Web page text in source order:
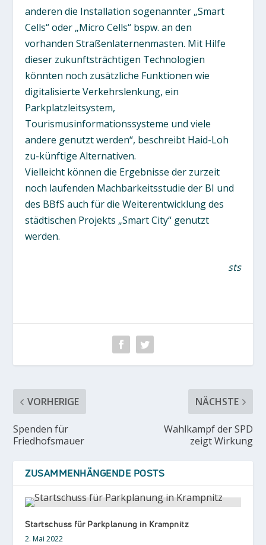
anderen die Installation sogenannter „Smart
Cells“ oder „Micro Cells“ bspw. an den
vorhanden Straßenlaternenmasten. Mit Hilfe
dieser zukunftsträchtigen Technologien
könnten noch zusätzliche Funktionen wie
digitalisierte Verkehrslenkung, ein
Parkplatzleitsystem,
Tourismusinformationssysteme und viele
andere genutzt werden“, beschreibt Haid-Loh
zu-künftige Alternativen.
Vielleicht können die Ergebnisse der zurzeit
noch laufenden Machbarkeitsstudie der BI und
des BBfS auch für die Weiterentwicklung des
städtischen Projekts „Smart City“ genutzt
werden.
sts
VORHERIGE
Spenden für
Friedhofsmauer
NÄCHSTE
Wahlkampf der SPD
zeigt Wirkung
ZUSAMMENHÄNGENDE POSTS
Startschuss für Parkplanung in Krampnitz
2. Mai 2022